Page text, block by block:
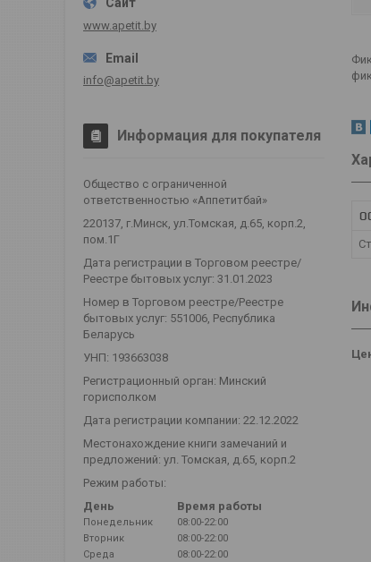
www.apetit.by
info@apetit.by
Информация для покупателя
Общество с ограниченной
ответственностью «Аппетитбай»
220137, г.Минск, ул.Томская, д.65, корп.2,
пом.1Г
Дата регистрации в Торговом реестре/
Реестре бытовых услуг: 31.01.2023
Номер в Торговом реестре/Реестре
бытовых услуг: 551006, Республика
Беларусь
УНП: 193663038
Регистрационный орган: Минский
горисполком
Дата регистрации компании: 22.12.2022
Местонахождение книги замечаний и
предложений: ул. Томская, д.65, корп.2
Режим работы:
День
Время работы
Понедельник
08:00-22:00
Вторник
08:00-22:00
Среда
08:00-22:00